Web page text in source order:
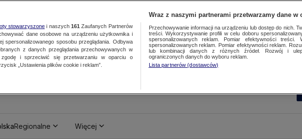
Regionalne Więcej
stowarzyszonei naszych 161 Zaufanych Partnerów
dane osobowe na urządzeniu użytkownika i
spersonalizowanego sposobu przeglądania. Odbywa
z danych przeglądania przechowywanych w
i sprzeciwić się przetwarzaniu w oparciu o
„Ustawienia plików cookie i reklam”.
Wraz z naszymi partnerami przetwarzamy dane w
Przechowywanie informacji na urządzeniu lub dostęp do nich.
treści. Wykorzystywanie profili w celu doboru
spersonalizowanych reklam. Pomiar efektywności treści.
spersonalizowanych reklam. Pomiar efektywności reklam.
lub kombinacji danych z różnych źródeł. Rozwój i
ograniczonych danych do wyboru reklam.
Lista partnerów (dostawców)